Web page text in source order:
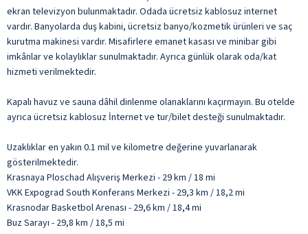
ekran televizyon bulunmaktadır. Odada ücretsiz kablosuz internet
vardır. Banyolarda duş kabini, ücretsiz banyo/kozmetik ürünleri ve saç
kurutma makinesi vardır. Misafirlere emanet kasası ve minibar gibi
imkânlar ve kolaylıklar sunulmaktadır. Ayrıca günlük olarak oda/kat
hizmeti verilmektedir.
Kapalı havuz ve sauna dâhil dinlenme olanaklarını kaçırmayın. Bu otelde
ayrıca ücretsiz kablosuz İnternet ve tur/bilet desteği sunulmaktadır.
Uzaklıklar en yakın 0.1 mil ve kilometre değerine yuvarlanarak
gösterilmektedir.
Krasnaya Ploschad Alışveriş Merkezi - 29 km / 18 mi
VKK Expograd South Konferans Merkezi - 29,3 km / 18,2 mi
Krasnodar Basketbol Arenası - 29,6 km / 18,4 mi
Buz Sarayı - 29,8 km / 18,5 mi